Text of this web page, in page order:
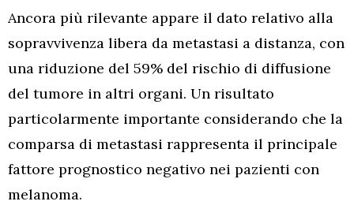
Ancora più rilevante appare il dato relativo alla
sopravvivenza libera da metastasi a distanza, con
una riduzione del 59% del rischio di diffusione
del tumore in altri organi. Un risultato
particolarmente importante considerando che la
comparsa di metastasi rappresenta il principale
fattore prognostico negativo nei pazienti con
melanoma.